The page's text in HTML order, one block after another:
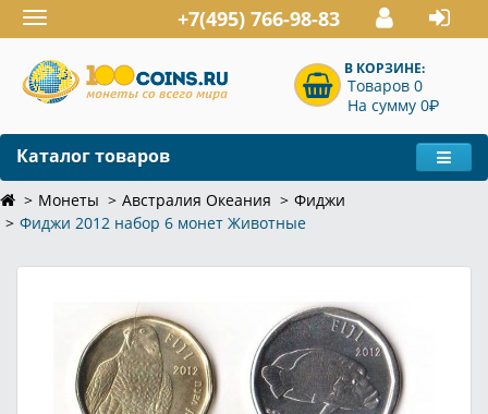
Toggle
navigation
+7(495) 766-98-83
В КОРЗИНЕ:
Товаров 0
На сумму 0P
Каталог товаров
Монеты Австралия Океания
Фиджи
Фиджи 2012 набор 6 монет Животные